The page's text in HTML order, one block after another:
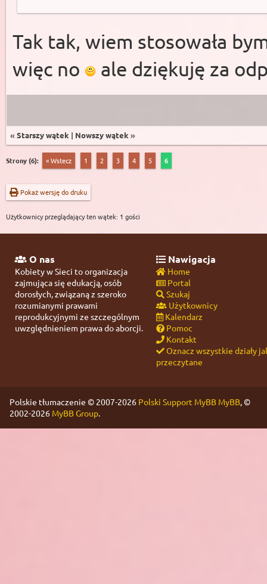
Tak tak, wiem stosowała
więc no
ale dziękuję za
« Starszy wątek | Nowszy wątek »
Strony (6): « Wstecz 1 2 3 4 5 6
Pokaż wersję do druku
Użytkownicy przeglądający ten wątek: 1 gości
O nas
Kobiety w Sieci to organizacja
zajmująca się edukacją, osób
dorosłych, związaną z szeroko
rozumianymi prawami
reprodukcyjnymi ze szczególnym
uwzględnieniem prawa do aborcji.
Nawigacja
Home
Portal
Szukaj
Użytkownicy
Kalendarz
Pomoc
Kontakt
Oznacz wszystkie działy
przeczytane
Polskie tłumaczenie © 2007-2026 Polski Support MyBB MyBB, ©
2002-2026 MyBB Group.